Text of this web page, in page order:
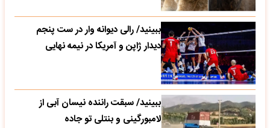
ببینید/ رالی دیوانه وار در ست پنجم
دیدار ژاپن و آمریکا در نیمه نهایی
ببینید/ سبقت راننده نیسان آبی از
لامبورگینی و بنتلی تو جاده